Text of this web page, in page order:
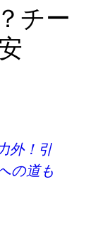
チー
外！引
の道も